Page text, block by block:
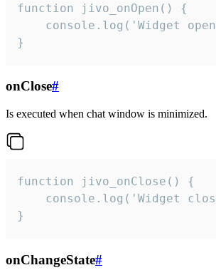
function jivo_onOpen() {
console.log('Widget
}
onClose#
Is executed when chat window is minimized.
function jivo_onClose() {
console.log('Widget
}
onChangeState#